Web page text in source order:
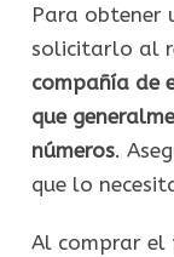
Para obtener
solicitarlo al
compañía de
que
números.
que lo
Al comprar el